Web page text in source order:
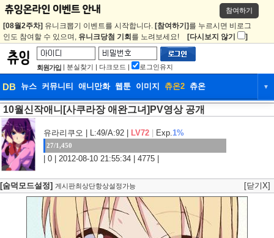
참여하기
[08월2주차] 유니크뽑기 이벤트를 시작합니다. [참여하기] 를 누르시면 비로그
인도 참여할 수 있으며, 유니크당첨 기회 를 노려보세요! [다시보지 않기 ]
회원가입 | 분실찾기 | 다크모드 | 로그인유지
DB 뉴스 커뮤니티 애니만화 웹툰 이미지 츄온2 츄온 ▼
DB 뉴스 커뮤니티
웹툰 이미지 츄온2
10월신작애니[사쿠라장 애완그녀]PV영상 공개
유라리쿠오 | L:49/A:92 | LV72 Exp.1%
27/1,450
| 0 | 2012-08-10 21:55:34 | 4775 |
[숨덕모드설정] 게시판최상단항상설정가능 [닫기X]